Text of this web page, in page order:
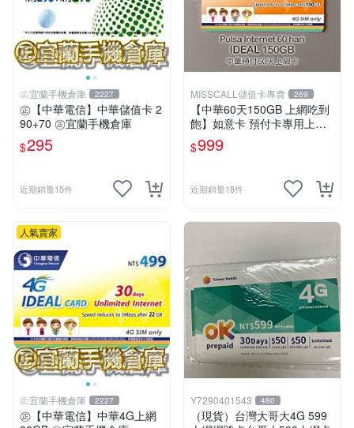
㊣宜蘭手機倉庫 2227
㊣【中華電信】中華儲值卡 2
90+70 ㊣宜蘭手機倉庫
$295
近期銷量15件
MISSCALL儲值卡專賣 269
【中華60天150GB 上網吃到
飽】如意卡 預付卡專用上網
補充卡/儲值卡IDEAL999⚡Mi
ssCall儲值卡專賣
$999
近期銷量18件
人氣賣家
㊣宜蘭手機倉庫 2227
㊣【中華電信】中華4G上網
Y7290401543 480
（現貨）台灣大哥大4G 599